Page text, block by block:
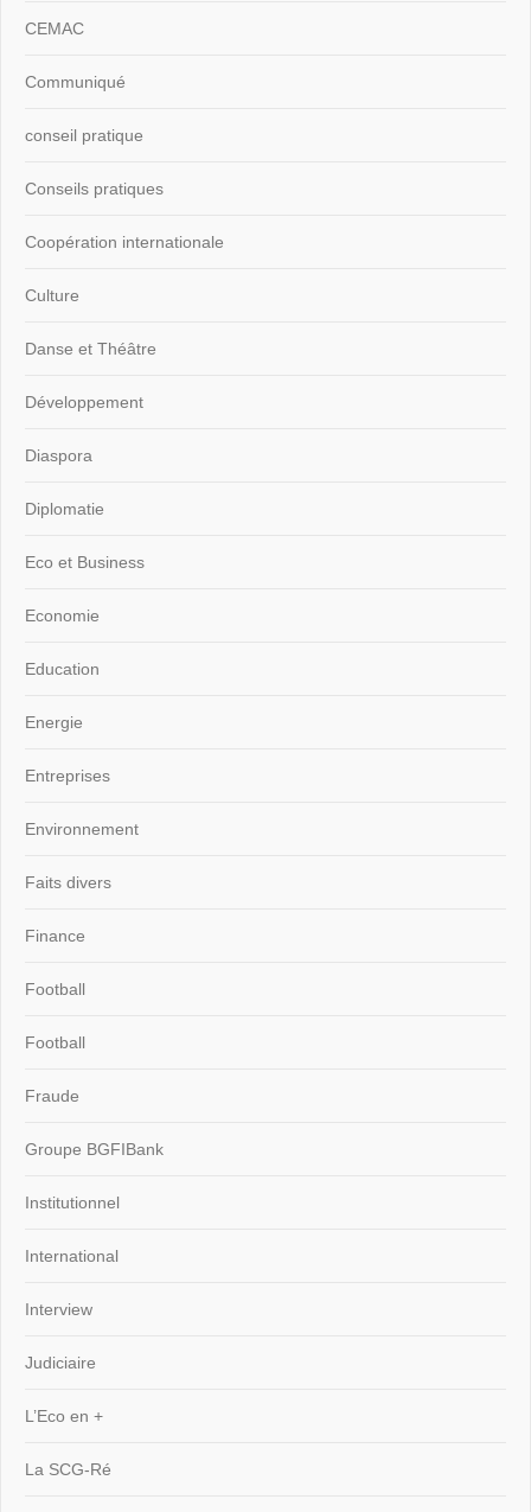
CEMAC
Communiqué
conseil pratique
Conseils pratiques
Coopération internationale
Culture
Danse et Théâtre
Développement
Diaspora
Diplomatie
Eco et Business
Economie
Education
Energie
Entreprises
Environnement
Faits divers
Finance
Football
Football
Fraude
Groupe BGFIBank
Institutionnel
International
Interview
Judiciaire
L’Eco en +
La SCG-Ré